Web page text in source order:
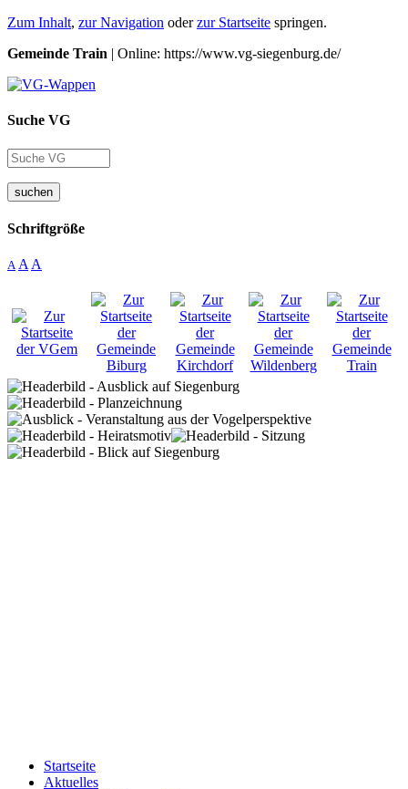
Zum Inhalt, zur Navigation oderzur Startseite springen.
Gemeinde Train | Online: https://www.vg-siegenburg.de/
Suche VG
suchen
Schriftgröße
A A A
Startseite
Aktuelles